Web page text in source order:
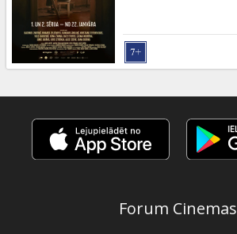
Forum Cinemas